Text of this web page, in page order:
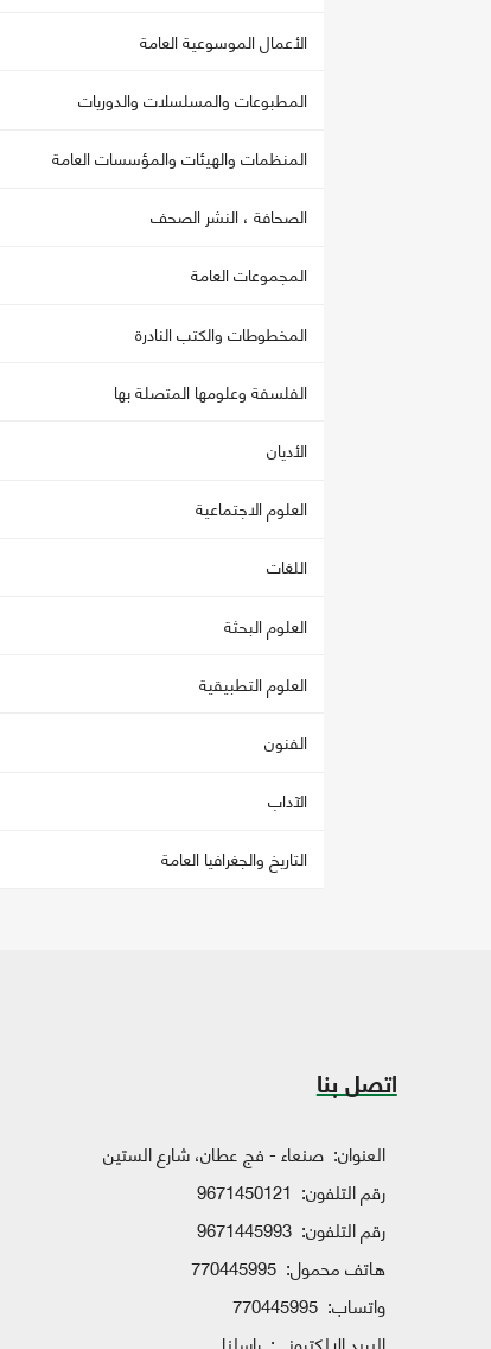
الأعمال الموسوعية العامة
المطبوعات والمسلسلات والدوريات
المنظمات والهيئات والمؤسسات العامة
الصحافة ، النشر الصحف
المجموعات العامة
المخطوطات والكتب النادرة
الفلسفة وعلومها المتصلة بها
الأديان
العلوم الاجتماعية
اللغات
العلوم البحثة
العلوم التطبيقية
الفنون
الآداب
التاريخ والجغرافيا العامة
اتصل بنا
العنوان: صنعاء - فج عطان، شارع الستين
رقم التلفون: 9671450121
رقم التلفون: 9671445993
هاتف محمول: 770445995
واتساب: 770445995